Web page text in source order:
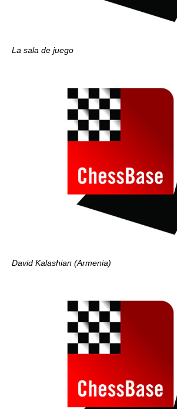
La sala de juego
David Kalashian (Armenia)